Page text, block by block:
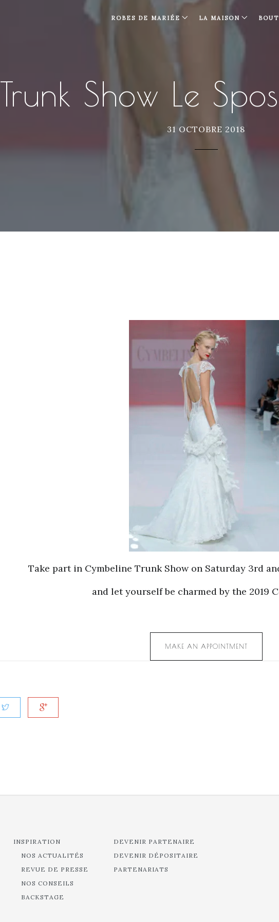
ROBES DE MARIÉE LA MAISON
Trunk Show Le
31 OCTOBRE 2018
Take part in Cymbeline Trunk Show on Saturday 3rd
and let yourself be charmed by the 2019
MAKE AN APPOINTMENT
INSPIRATION
NOS ACTUALITÉS
REVUE DE PRESSE
NOS CONSEILS
BACKSTAGE
DEVENIR PARTENAIRE
DEVENIR DÉPOSITAIRE
PARTENARIATS